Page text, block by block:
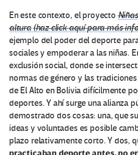
En este contexto, el proyecto
altura(haz click aquí para más
ejemplo del poder del deporte
sociales y empoderar a las niñas.
exclusión social, donde se
normas de género y las
de El Alto en Bolivia difícilmente
deportes. Y ahí surge una alianza
demostrado dos cosas: una, que
ideas y voluntades es posible
plazo relativamente corto. Y dos,